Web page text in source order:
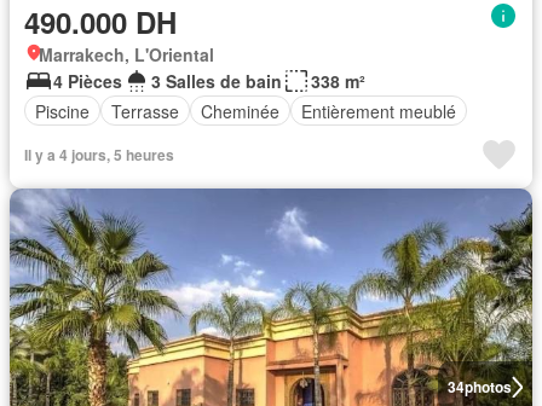
490.000 DH
Marrakech, L'Oriental
4 Pièces
3 Salles de bain
338 m²
Piscine
Terrasse Cheminée Entièrement meublé
Il y a 4 jours, 5 heures
34photos